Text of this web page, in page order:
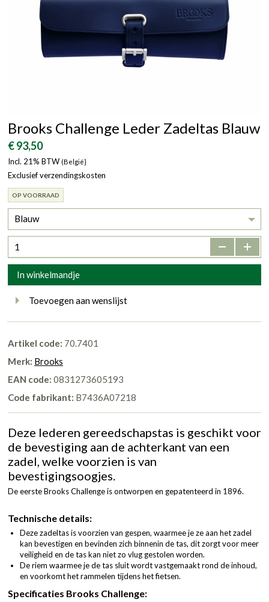
Brooks Challenge Leder Zadeltas Blauw
€ 93,50
Incl. 21% BTW (België}
Exclusief verzendingskosten
OP VOORRAAD
Blauw
- +
In winkelmandje
Toevoegen aan wenslijst
Artikel code: 70.7401
Merk: Brooks
EAN code: 0831273605193
Code fabrikant: B7436A07218
Deze lederen gereedschapstas is geschikt voor
de bevestiging aan de achterkant van een
zadel, welke voorzien is van
bevestigingsoogjes.
De eerste Brooks Challenge is ontworpen en gepatenteerd in 1896.
Technische details:
Deze zadeltas is voorzien van gespen, waarmee je ze aan het zadel
kan bevestigen en bevinden zich binnenin de tas, dit zorgt voor meer
veiligheid en de tas kan niet zo vlug gestolen worden.
De riem waarmee je de tas sluit wordt vastgemaakt rond de inhoud,
en voorkomt het rammelen tijdens het fietsen.
Specificaties Brooks Challenge: